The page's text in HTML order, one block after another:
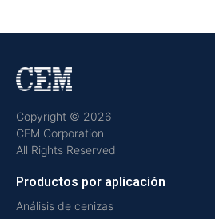
Copyright © 2026
CEM Corporation
All Rights Reserved
Productos por aplicación
Análisis de cenizas